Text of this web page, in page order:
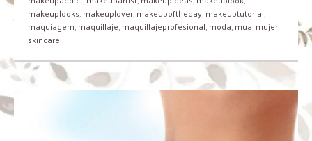
makeuplooks,makeuplover,makeupoftheday,makeuptutorial,
maquiagem,maquillaje,maquillajeprofesional,moda,mua,mujer,
skincare